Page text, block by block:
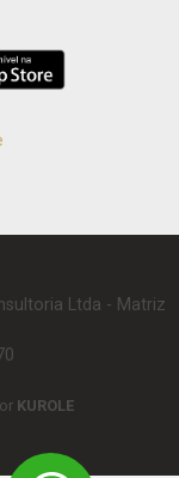
Ltda - Matriz
KUROLE